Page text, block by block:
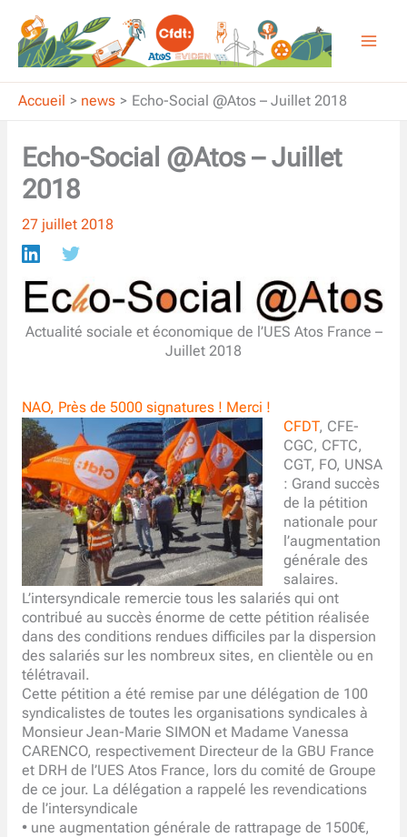
contenu
Accueil news Echo-Social @Atos – Juillet 2018
Echo-Social @Atos – Juillet
2018
27 juillet 2018
Actualité sociale et économique de l’UES Atos France –
Juillet 2018
NAO, Près de 5000 signatures ! Merci !
CFDT, CFE-
CGC, CFTC,
CGT, FO, UNSA
: Grand succès
de la pétition
nationale pour
l’augmentation
générale des
salaires.
L’intersyndicale remercie tous les salariés qui ont
contribué au succès énorme de cette pétition réalisée
dans des conditions rendues difficiles par la dispersion
des salariés sur les nombreux sites, en clientèle ou en
télétravail.
Cette pétition a été remise par une délégation de 100
syndicalistes de toutes les organisations syndicales à
Monsieur Jean-Marie SIMON et Madame Vanessa
CARENCO, respectivement Directeur de la GBU France
et DRH de l’UES Atos France, lors du comité de Groupe
de ce jour. La délégation a rappelé les revendications
de l’intersyndicale
• une augmentation générale de rattrapage de 1500€,